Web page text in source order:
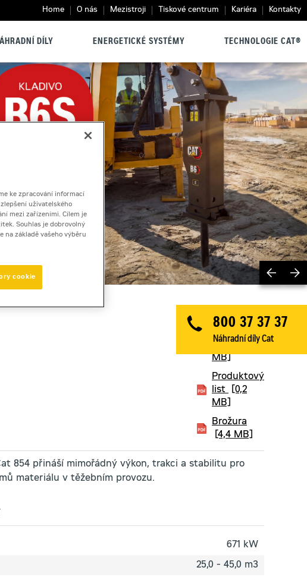
Home O nás Mezistroji Tiskové centrum Kariéra Kontakty
DÍLY ENERGETICKÉ SYSTÉMY TECHNOLOGIE CAT®
800 37 37 37
Náhradní díly Cat
Technický
list [0,4
MB]
Produktový
list
[0,2
MB]
Brožura
[4,4 MB]
854 přináší mimořádný výkon, trakci a stabilitu pro
materiálu v těžebním provozu.
671 kW
25,0 - 45,0 m3
ke zpracování informací
uživatelského
mezi zařízeními. Cílem je
Souhlas je dobrovolný
na základě vašeho výběru
cookie